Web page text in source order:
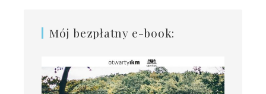
Mój bezpłatny e-book: